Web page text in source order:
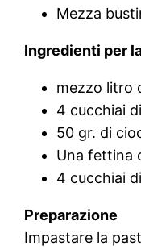
Mezza
Ingredienti per
mezzo litro
4 cucchiai
50 gr. di
Una fettina
4 cucchiai
Preparazione
Impastare la